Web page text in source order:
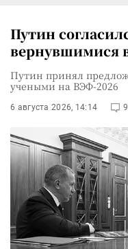
Путин
вернувшимися
Путин принял
учеными на ВЭФ-2026
6 августа 2026, 14:14 9